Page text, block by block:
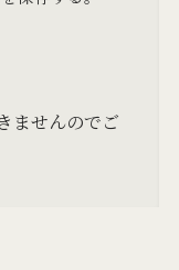
ませんのでご